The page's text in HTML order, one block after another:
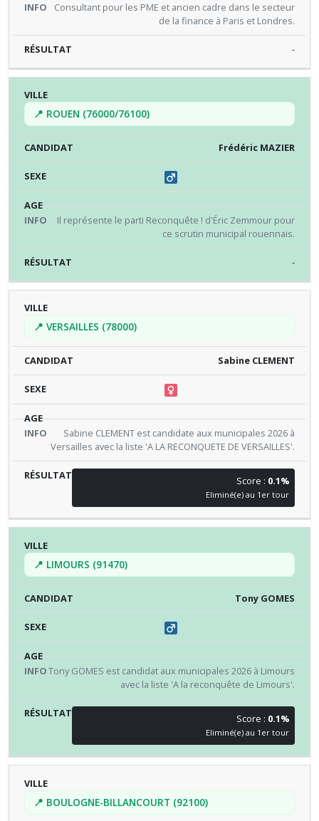
Consultant pour les PME et ancien cadre dans le secteur
de la finance à Paris et Londres.
-
📍 ROUEN (76000/76100)
Frédéric MAZIER
Il représente le parti Reconquête ! d'Éric Zemmour pour
ce scrutin municipal rouennais.
-
📍 VERSAILLES (78000)
Sabine CLEMENT
Sabine CLEMENT est candidate aux municipales 2026 à
Versailles avec la liste 'A LA RECONQUETE DE VERSAILLES'.
Score : 0.1%
Eliminé(e) au 1er tour
📍 LIMOURS (91470)
Tony GOMES
Tony GOMES est candidat aux municipales 2026 à Limours
avec la liste 'A la reconquête de Limours'.
Score : 0.1%
Eliminé(e) au 1er tour
📍 BOULOGNE-BILLANCOURT (92100)